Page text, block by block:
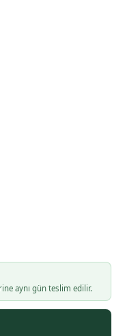
aynı gün teslim edilir.